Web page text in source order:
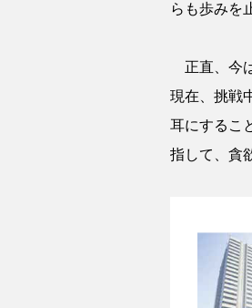
らも歩みを
正直、今
現在、挑戦
耳にするこ
指して、貪